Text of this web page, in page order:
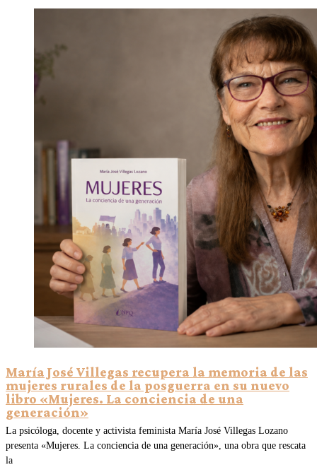
María José Villegas recupera la memoria de las
mujeres rurales de la posguerra en su nuevo
libro «Mujeres. La conciencia de una
generación»
La psicóloga, docente y activista feminista María José Villegas Lozano
presenta «Mujeres. La conciencia de una generación», una obra que rescata
la